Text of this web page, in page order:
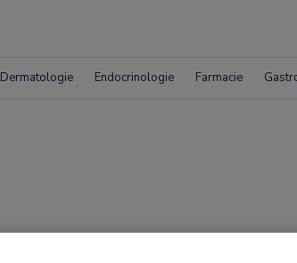
Dermatologie Endocrinologie Farmacie